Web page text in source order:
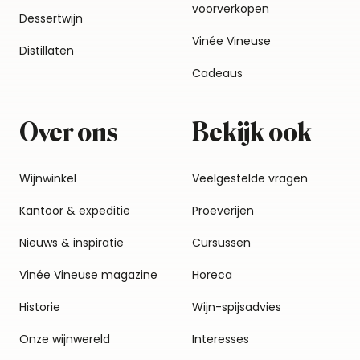
Dessertwijn
Distillaten
voorverkopen
Vinée Vineuse
Cadeaus
Over ons
Wijnwinkel
Kantoor & expeditie
Nieuws & inspiratie
Vinée Vineuse magazine
Historie
Onze wijnwereld
Bekijk ook
Veelgestelde vragen
Proeverijen
Cursussen
Horeca
Wijn-spijsadvies
Interesses